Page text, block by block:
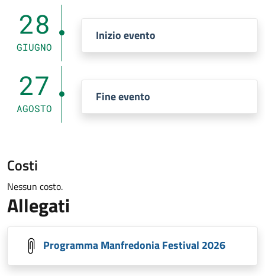
28
GIUGNO
Inizio evento
27
AGOSTO
Fine evento
Costi
Nessun costo.
Allegati
Programma Manfredonia Festival 2026